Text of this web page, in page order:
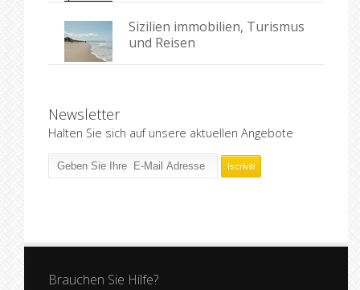
Sizilien immobilien, Turismus
und Reisen
Newsletter
Halten Sie sich auf unsere aktuellen Angebote
Brauchen Sie Hilfe?